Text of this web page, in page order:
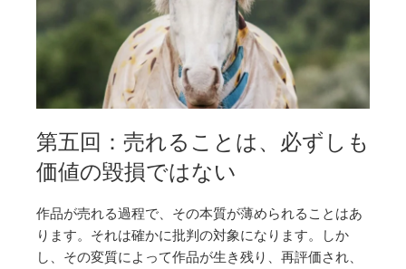
第五回：売れることは、必ずしも
価値の毀損ではない
作品が売れる過程で、その本質が薄められることはあ
ります。それは確かに批判の対象になります。しか
し、その変質によって作品が生き残り、再評価され、